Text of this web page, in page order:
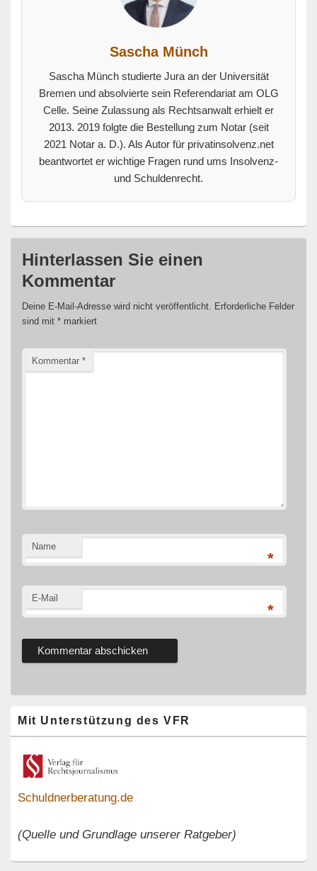
Sascha Münch
Sascha Münch studierte Jura an der Universität
Bremen und absolvierte sein Referendariat am OLG
Celle. Seine Zulassung als Rechtsanwalt erhielt er
2013. 2019 folgte die Bestellung zum Notar (seit
2021 Notar a. D.). Als Autor für privatinsolvenz.net
beantwortet er wichtige Fragen rund ums Insolvenz-
und Schuldenrecht.
Hinterlassen Sie einen
Kommentar
Deine E-Mail-Adresse wird nicht veröffentlicht. Erforderliche Felder
sind mit * markiert
Kommentar *
Name
*
E-Mail
*
Seitenleisten-
Widgetbereich
Mit Unterstützung des VFR
Schuldnerberatung.de
(Quelle und Grundlage unserer Ratgeber)